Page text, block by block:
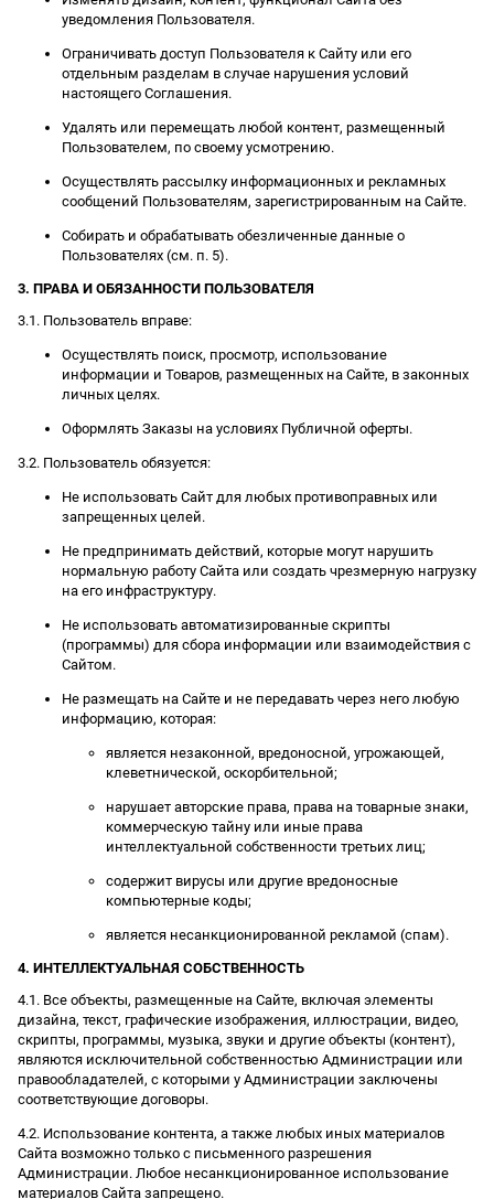
уведомления Пользователя.
Ограничивать доступ Пользователя к Сайту или его
отдельным разделам в случае нарушения условий
настоящего Соглашения.
Удалять или перемещать любой контент, размещенный
Пользователем, по своему усмотрению.
Осуществлять рассылку информационных и рекламных
сообщений Пользователям, зарегистрированным на Сайте.
Собирать и обрабатывать обезличенные данные о
Пользователях (см. п. 5).
3. ПРАВА И ОБЯЗАННОСТИ ПОЛЬЗОВАТЕЛЯ
3.1. Пользователь вправе:
Осуществлять поиск, просмотр, использование
информации и Товаров, размещенных на Сайте, в законных
личных целях.
Оформлять Заказы на условиях Публичной оферты.
3.2. Пользователь обязуется:
Не использовать Сайт для любых противоправных или
запрещенных целей.
Не предпринимать действий, которые могут нарушить
нормальную работу Сайта или создать чрезмерную нагрузку
на его инфраструктуру.
Не использовать автоматизированные скрипты
(программы) для сбора информации или взаимодействия с
Сайтом.
Не размещать на Сайте и не передавать через него любую
информацию, которая:
является незаконной, вредоносной, угрожающей,
клеветнической, оскорбительной;
нарушает авторские права, права на товарные знаки,
коммерческую тайну или иные права
интеллектуальной собственности третьих лиц;
содержит вирусы или другие вредоносные
компьютерные коды;
является несанкционированной рекламой (спам).
4. ИНТЕЛЛЕКТУАЛЬНАЯ СОБСТВЕННОСТЬ
4.1. Все объекты, размещенные на Сайте, включая элементы
дизайна, текст, графические изображения, иллюстрации, видео,
скрипты, программы, музыка, звуки и другие объекты (контент),
являются исключительной собственностью Администрации или
правообладателей, с которыми у Администрации заключены
соответствующие договоры.
4.2. Использование контента, а также любых иных материалов
Сайта возможно только с письменного разрешения
Администрации. Любое несанкционированное использование
материалов Сайта запрещено.